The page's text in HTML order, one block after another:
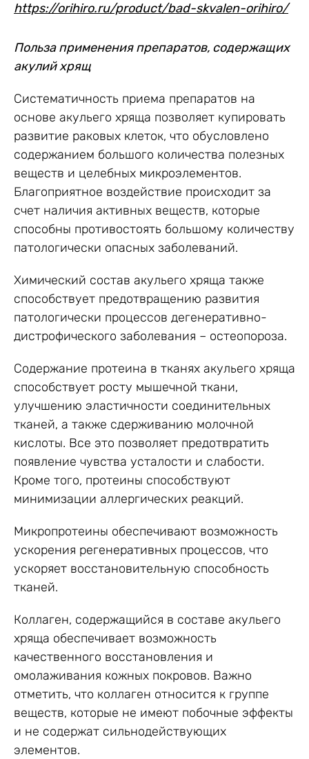
https://orihiro.ru/product/bad-skvalen-orihiro/
Польза применения препаратов, содержащих
акулий хрящ
Систематичность приема препаратов на
основе акульего хряща позволяет купировать
развитие раковых клеток, что обусловлено
содержанием большого количества полезных
веществ и целебных микроэлементов.
Благоприятное воздействие происходит за
счет наличия активных веществ, которые
способны противостоять большому количеству
патологически опасных заболеваний.
Химический состав акульего хряща также
способствует предотвращению развития
патологически процессов дегенеративно-
дистрофического заболевания – остеопороза.
Содержание протеина в тканях акульего хряща
способствует росту мышечной ткани,
улучшению эластичности соединительных
тканей, а также сдерживанию молочной
кислоты. Все это позволяет предотвратить
появление чувства усталости и слабости.
Кроме того, протеины способствуют
минимизации аллергических реакций.
Микропротеины обеспечивают возможность
ускорения регенеративных процессов, что
ускоряет восстановительную способность
тканей.
Коллаген, содержащийся в составе акульего
хряща обеспечивает возможность
качественного восстановления и
омолаживания кожных покровов. Важно
отметить, что коллаген относится к группе
веществ, которые не имеют побочные эффекты
и не содержат сильнодействующих
элементов.